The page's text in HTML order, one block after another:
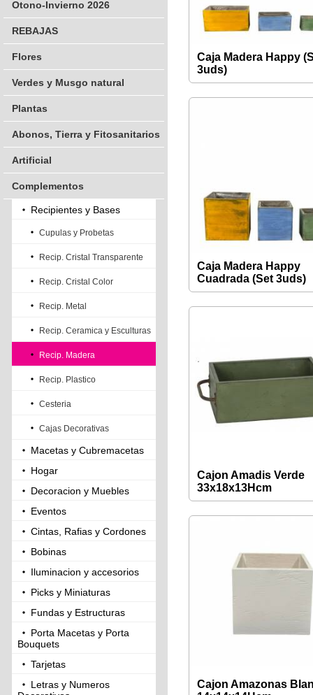
Otono-Invierno 2026
REBAJAS
Flores
Verdes y Musgo natural
Plantas
Abonos, Tierra y Fitosanitarios
Artificial
Complementos
Recipientes y Bases
Cupulas y Probetas
Recip. Cristal Transparente
Recip. Cristal Color
Recip. Metal
Recip. Ceramica y Esculturas
Recip. Madera
Recip. Plastico
Cesteria
Cajas Decorativas
Macetas y Cubremacetas
Hogar
Decoracion y Muebles
Eventos
Cintas, Rafias y Cordones
Bobinas
Iluminacion y accesorios
Picks y Miniaturas
Fundas y Estructuras
Porta Macetas y Porta
Bouquets
Tarjetas
Letras y Numeros
Caja Madera Happy
3uds)
Caja Madera Happy
Cuadrada (Set 3uds)
Cajon Amadis Verde
33x18x13Hcm
Cajon Amazonas